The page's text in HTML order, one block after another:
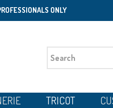
ONLY
TRICOT